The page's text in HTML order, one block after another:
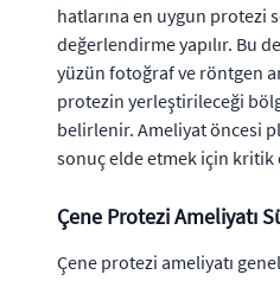
hatlarına en uygun protezi
değerlendirme yapılır. Bu
yüzün fotoğraf ve röntgen
protezin yerleştirileceği
belirlenir. Ameliyat öncesi
sonuç elde etmek için kritik
Çene Protezi Ameliyatı
Çene protezi ameliyatı